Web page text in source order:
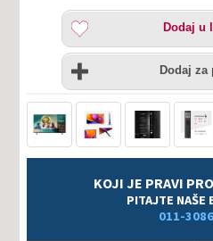
Dodaj
listu
želja
Dodaj u
Uporedi
Dodaj za
KOJI JE PRAVI
PITAJTE NAŠE
011-